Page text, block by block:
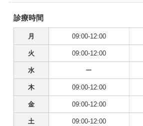
診療時間
月 09:00-12:00
火 09:00-12:00
水 ー
木 09:00-12:00
金 09:00-12:00
土 09:00-12:00